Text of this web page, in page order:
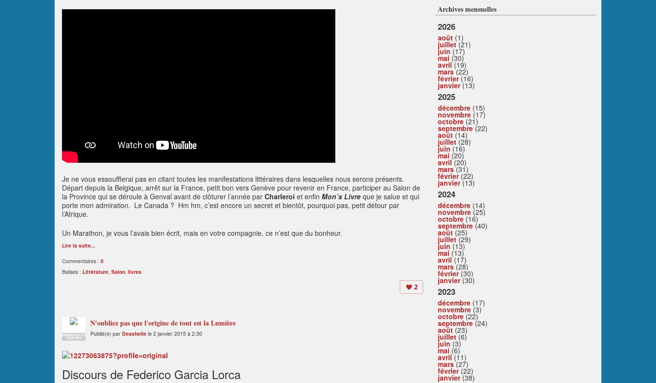
Je ne vous essoufflerai pas en citant toutes les manifestations littéraires dans lesquelles nous serons présents.
Départ depuis la Belgique, arrêt sur la France, petit bon vers Genève pour revenir en France, participer au Salon de
la Province qui se déroule à Genval avant de clôturer l’année par Charleroi et enfin Mon’s Livre que je salue et qui
porte mon admiration. Le Canada ? Hm hm, c’est encore un secret et bientôt, pourquoi pas, petit détour par
l’Afrique.
Un Marathon, je vous l’avais bien écrit, mais en votre compagnie, ce n’est que du bonheur.
Lire la suite...
Commentaires : 0
Balises : Littérature, Salon, livres
2
ADMINISTRATEUR
THÉÂTRES
N'oubliez pas que l'origine de tout est la Lumière
Publié(e) par Deashelle le 2 janvier 2015 à 2:30
Discours de Federico Garcia Lorca
Archives mensuelles
2026
août (1)
juillet(21)
juin (17)
mai (30)
avril(19)
mars(22)
février(16)
janvier(13)
2025
décembre (15)
novembre (17)
octobre (21)
septembre (22)
août (14)
juillet(28)
juin (16)
mai (20)
avril(20)
mars(31)
février(22)
janvier(13)
2024
décembre (14)
novembre (25)
octobre (16)
septembre (40)
août (25)
juillet(29)
juin (13)
mai (13)
avril(17)
mars(28)
février(30)
janvier(30)
2023
décembre (17)
novembre (3)
octobre (22)
septembre (24)
août (23)
juillet(6)
juin (3)
mai (6)
avril(11)
mars(27)
février(22)
janvier(38)